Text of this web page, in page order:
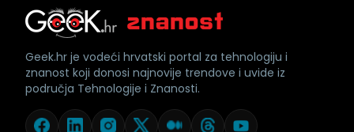
Geek.hr je vodeći hrvatski portal za tehnologiju i
znanost koji donosi najnovije trendove i uvide iz
područja Tehnologije i Znanosti.